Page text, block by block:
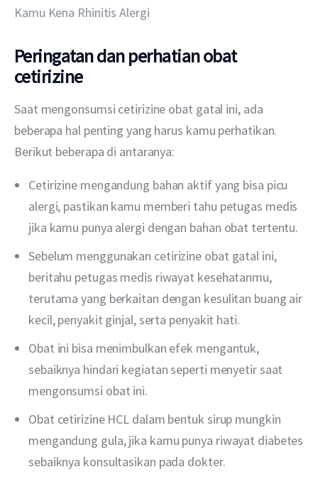
Kamu Kena Rhinitis Alergi
Peringatan dan perhatian obat
cetirizine
Saat mengonsumsi cetirizine obat gatal ini, ada
beberapa hal penting yang harus kamu perhatikan.
Berikut beberapa di antaranya:
Cetirizine mengandung bahan aktif yang bisa picu
alergi, pastikan kamu memberi tahu petugas medis
jika kamu punya alergi dengan bahan obat tertentu.
Sebelum menggunakan cetirizine obat gatal ini,
beritahu petugas medis riwayat kesehatanmu,
terutama yang berkaitan dengan kesulitan buang air
kecil, penyakit ginjal, serta penyakit hati.
Obat ini bisa menimbulkan efek mengantuk,
sebaiknya hindari kegiatan seperti menyetir saat
mengonsumsi obat ini.
Obat cetirizine HCL dalam bentuk sirup mungkin
mengandung gula, jika kamu punya riwayat diabetes
sebaiknya konsultasikan pada dokter.